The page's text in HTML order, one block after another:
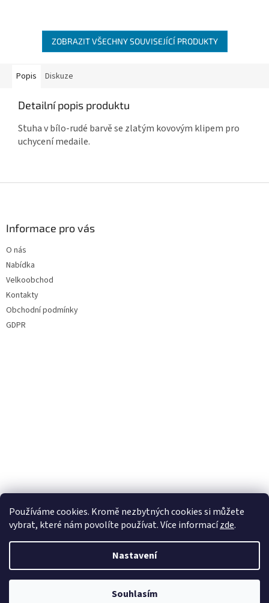
Používáme cookies. Kromě nezbytných cookies si můžete
vybrat, které nám povolíte používat. Více informacízde.
Nastavení
Souhlasím
ZOBRAZIT VŠECHNY SOUVISEJÍCÍ PRODUKTY
Popis Diskuze
Detailní popis produktu
Stuha v bílo-rudé barvě se zlatým kovovým klipem pro
uchycení medaile.
Informace pro vás
O nás
Nabídka
Velkoobchod
Kontakty
Obchodní podmínky
GDPR
Vytvořil Shoptet
DřevěnéChaloupky.cz. Všechna práva vyhrazena.